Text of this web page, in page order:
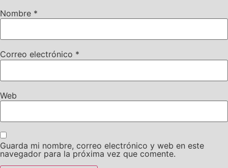
Nombre *
Correo electrónico *
Web
Guarda mi nombre, correo electrónico y web en este
navegador para la próxima vez que comente.